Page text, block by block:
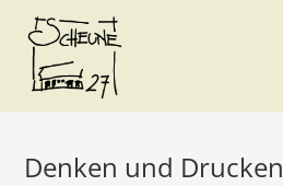
Denken und Drucken